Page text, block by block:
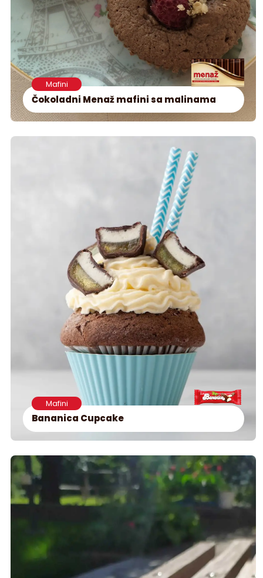
Čokoladni Menaž mafini sa malinama
Mafini
Bananica Cupcake
Mafini